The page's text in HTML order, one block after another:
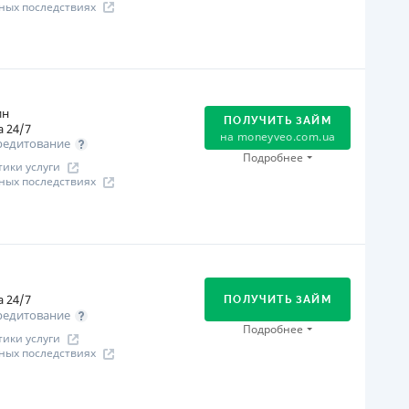
последствиях
Онлайн (через сайт или интернет-банкинг)
Через терминалы самообслуживания
НБУ
24/7
услуги
последствиях
ПОЛУЧИТЬ ЗАЙМ
на moneyveo.com.ua
Подробнее
Онлайн (через сайт или интернет-банкинг)
Через терминалы Приватбанка
Через отделения банков-партнеров
Через терминалы самообслуживания
24/7
услуги
последствиях
ПОЛУЧИТЬ ЗАЙМ
Подробнее